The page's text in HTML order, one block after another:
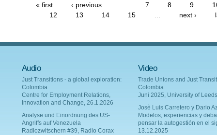
« first ‹ previous … 7 8 9
12
13 14 15 … next ›
Audio
Just Transitions - a global exploration:
Colombia
Centre for Employment Relations,
Innovation and Change, 26.1.2026
Analyse und Einordnung des US-
Angriffs auf Venezuela
Radiozwitschern #39, Radio Corax
Video
Trade Unions and Just
Colombia
Juni 2025, University of Leeds
Josè Luis Carretero y Dario
Modelos, experiencias y
pensar la autogestión en el
13.12.2025